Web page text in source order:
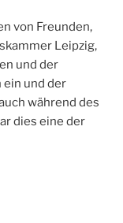
von Freunden,
Leipzig,
und der
und der
während des
dies eine der